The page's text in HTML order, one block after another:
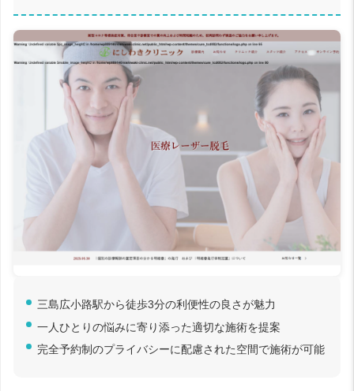
三島広小路駅から徒歩3分の利便性の良さが魅力
一人ひとりの悩みに寄り添った適切な施術を提案
完全予約制のプライバシーに配慮された空間で施術が可能